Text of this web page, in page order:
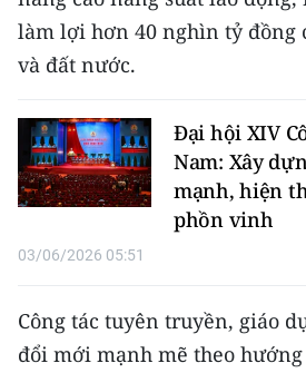
làm lợi hơn 40 nghìn tỷ đồng
và đất nước.
Đại hội XIV
Nam: Xây
mạnh, hiện
phồn vinh
03/06/2026 05:51
Công tác tuyên truyền, giáo
đổi mới mạnh mẽ theo